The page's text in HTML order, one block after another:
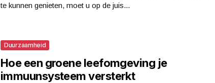
te kunnen genieten, moet u op de juis...
Duurzaamheid
Hoe een groene leefomgeving je
immuunsysteem versterkt